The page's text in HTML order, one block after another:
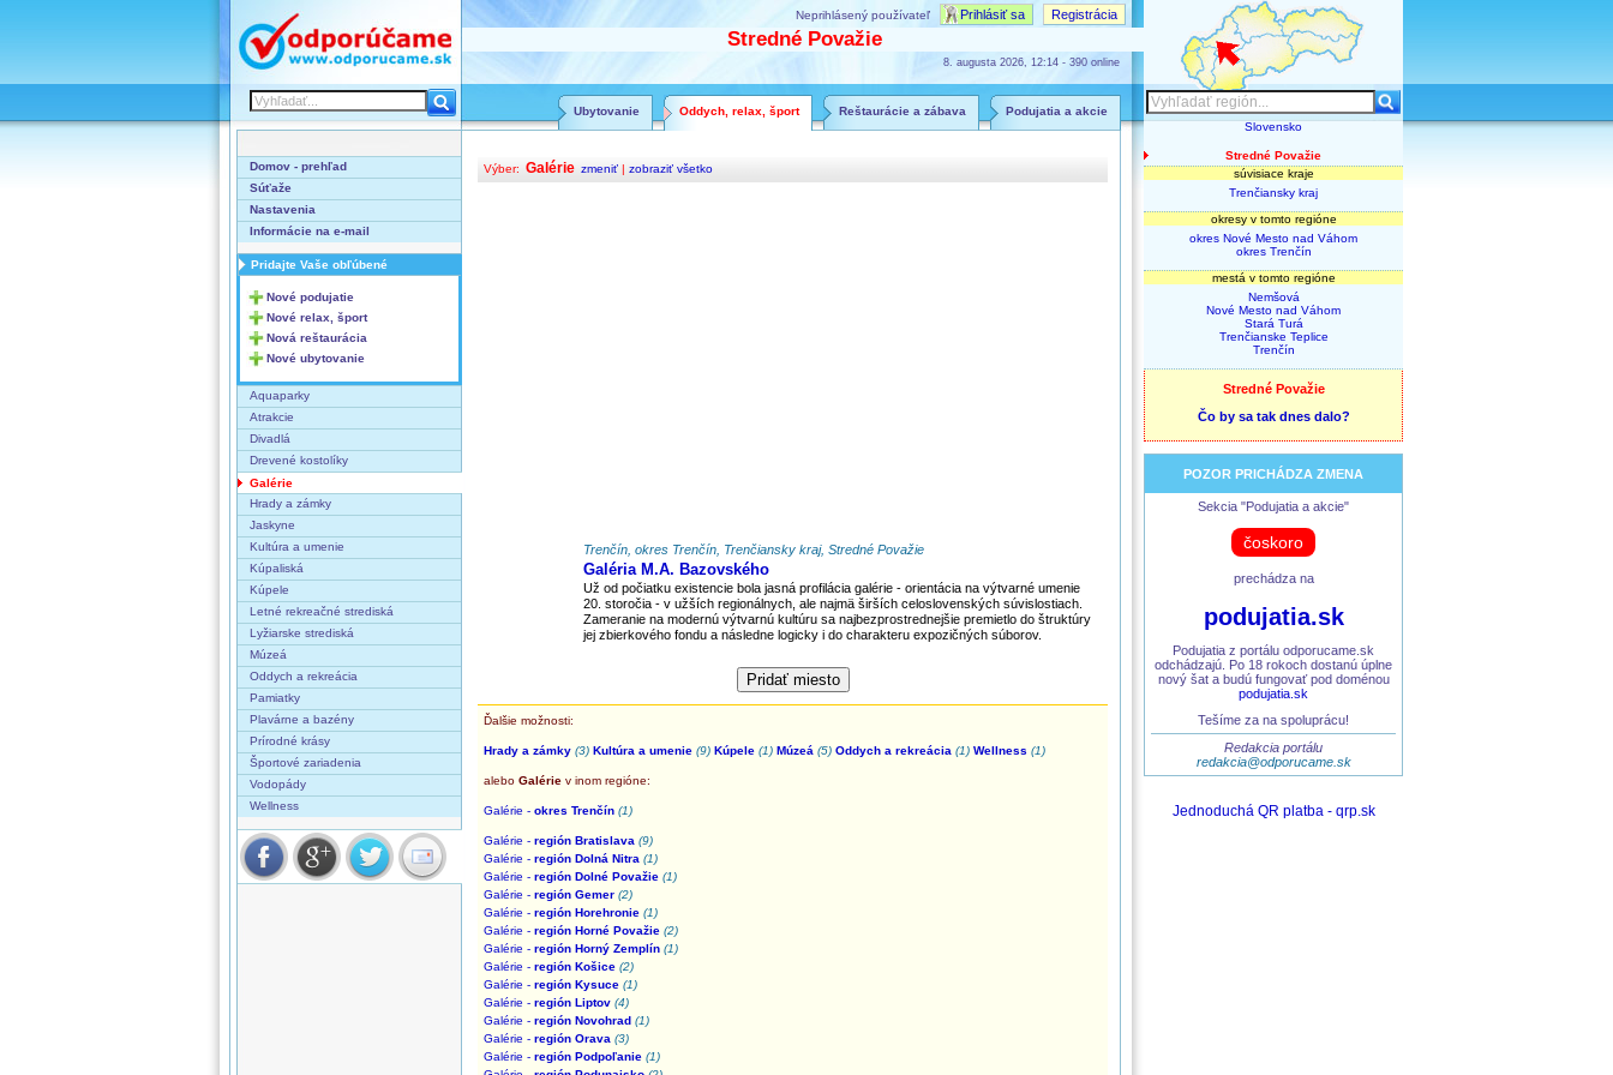
Neprihlásený používateľ Prihlásiť sa Registrácia
Stredné Považie
8. augusta 2026, 12:14 - 390 online
Podujatia a akcie
Reštaurácie a zábava
Oddych, relax, šport
Ubytovanie
Domov - prehľad
Súťaže
Nastavenia
Informácie na e-mail
Pridajte Vaše obľúbené
Nové podujatie
Nové relax, šport
Nová reštaurácia
Nové ubytovanie
Aquaparky
Atrakcie
Divadlá
Drevené kostolíky
Galérie
Hrady a zámky
Jaskyne
Kultúra a umenie
Kúpaliská
Kúpele
Letné rekreačné strediská
Lyžiarske strediská
Múzeá
Oddych a rekreácia
Pamiatky
Plavárne a bazény
Prírodné krásy
Športové zariadenia
Vodopády
Wellness
Výber: Galérie zmeniť | zobraziť všetko
Trenčín, okres Trenčín, Trenčiansky kraj, Stredné Považie
Galéria M.A. Bazovského
Už od počiatku existencie bola jasná profilácia galérie - orientácia na výtvarné umenie
20. storočia - v užších regionálnych, ale najmä širších celoslovenských súvislostiach.
Zameranie na modernú výtvarnú kultúru sa najbezprostrednejšie premietlo do štruktúry
jej zbierkového fondu a následne logicky i do charakteru expozičných súborov.
Ďalšie možnosti:
Hrady a zámky (3) Kultúra a umenie (9) Kúpele (1) Múzeá (5) Oddych a rekreácia (1) Wellness (1)
alebo Galérie v inom regióne:
Galérie - okres Trenčín (1)
Galérie - región Bratislava (9)
Galérie - región Dolná Nitra (1)
Galérie - región Dolné Považie (1)
Galérie - región Gemer (2)
Galérie - región Horehronie (1)
Galérie - región Horné Považie (2)
Galérie - región Horný Zemplín (1)
Galérie - región Košice (2)
Galérie - región Kysuce (1)
Galérie - región Liptov (4)
Galérie - región Novohrad (1)
Galérie - región Orava (3)
Galérie - región Podpoľanie (1)
Slovensko
Stredné Považie
súvisiace kraje
Trenčiansky kraj
okresy v tomto regióne
okres Nové Mesto nad Váhom
okres Trenčín
mestá v tomto regióne
Nemšová
Nové Mesto nad Váhom
Stará Turá
Trenčianske Teplice
Trenčín
Stredné Považie
Čo by sa tak dnes dalo?
POZOR PRICHÁDZA ZMENA
Sekcia "Podujatia a akcie"
čoskoro
prechádza na
podujatia.sk
Podujatia z portálu odporucame.sk
odchádzajú. Po 18 rokoch dostanú úplne
nový šat a budú fungovať pod doménou
podujatia.sk
Tešíme za na spoluprácu!
Redakcia portálu
redakcia@odporucame.sk
Jednoduchá QR platba - qrp.sk